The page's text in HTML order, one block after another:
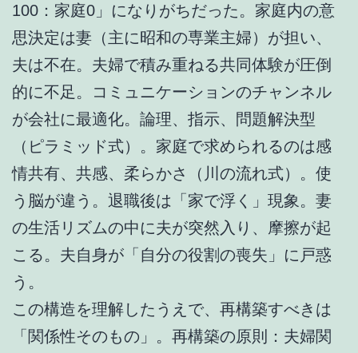
100：家庭0」になりがちだった。家庭内の意
思決定は妻（主に昭和の専業主婦）が担い、
夫は不在。夫婦で積み重ねる共同体験が圧倒
的に不足。コミュニケーションのチャンネル
が会社に最適化。論理、指示、問題解決型
（ピラミッド式）。家庭で求められるのは感
情共有、共感、柔らかさ（川の流れ式）。使
う脳が違う。退職後は「家で浮く」現象。妻
の生活リズムの中に夫が突然入り、摩擦が起
こる。夫自身が「自分の役割の喪失」に戸惑
う。
この構造を理解したうえで、再構築すべきは
「関係性そのもの」。再構築の原則：夫婦関